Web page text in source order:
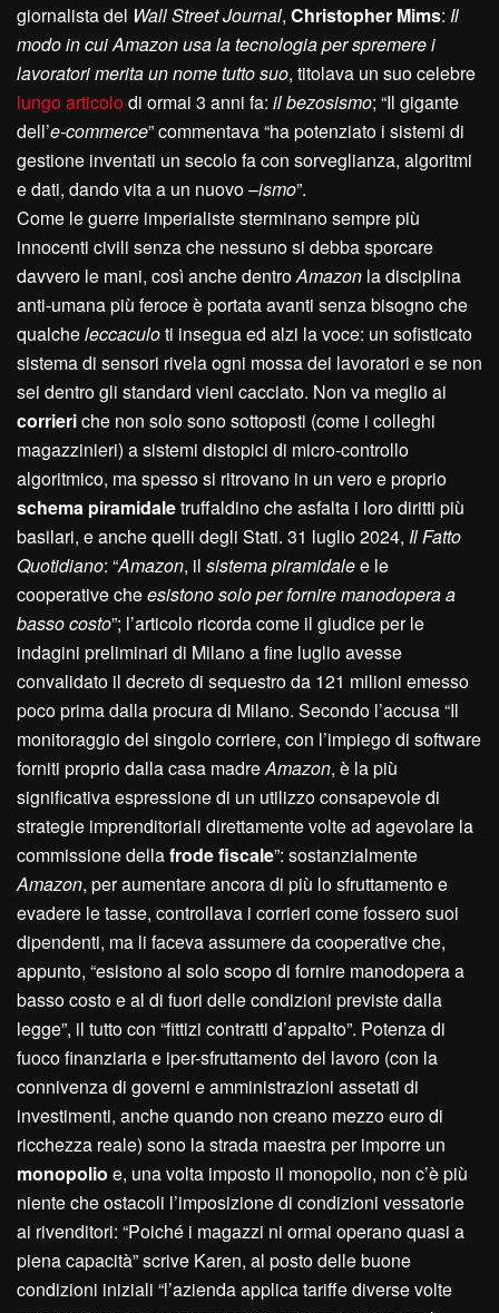
giornalista del Wall Street Journal, Christopher Mims: Il
modo in cui Amazon usa la tecnologia per spremere i
lavoratori merita un nome tutto suo, titolava un suo celebre
lungo articolodi ormai 3 anni fa: il bezosismo; “Il gigante
dell’e-commerce” commentava “ha potenziato i sistemi di
gestione inventati un secolo fa con sorveglianza, algoritmi
e dati, dando vita a un nuovo –ismo”.
Come le guerre imperialiste sterminano sempre più
innocenti civili senza che nessuno si debba sporcare
davvero le mani, così anche dentroAmazon la disciplina
anti-umana più feroce è portata avanti senza bisogno che
qualcheleccaculoti insegua ed alzi la voce: un sofisticato
sistema di sensori rivela ogni mossa dei lavoratori e se non
sei dentro gli standard vieni cacciato. Non va meglio ai
corrieriche non solo sono sottoposti (come i colleghi
magazzinieri) a sistemi distopici di micro-controllo
algoritmico, ma spesso si ritrovano in un vero e proprio
schema piramidaletruffaldino che asfalta i loro diritti più
basilari, e anche quelli degli Stati. 31 luglio 2024, Il Fatto
Quotidiano: “Amazon, il sistema piramidalee le
cooperative cheesistono solo per fornire manodopera a
basso costo”; l’articolo ricorda come il giudice per le
indagini preliminari di Milano a fine luglio avesse
convalidato il decreto di sequestro da 121 milioni emesso
poco prima dalla procura di Milano. Secondo l’accusa “Il
monitoraggio del singolo corriere, con l’impiego di software
forniti proprio dalla casa madreAmazon, è la più
significativa espressione di un utilizzo consapevole di
strategie imprenditoriali direttamente volte ad agevolare la
commissione dellafrode fiscale”: sostanzialmente
Amazon, per aumentare ancora di più lo sfruttamento e
evadere le tasse, controllava i corrieri come fossero suoi
dipendenti, ma li faceva assumere da cooperative che,
appunto, “esistono al solo scopo di fornire manodopera a
basso costo e al di fuori delle condizioni previste dalla
legge”, il tutto con “fittizi contratti d’appalto”. Potenza di
fuoco finanziaria e iper-sfruttamento del lavoro (con la
connivenza di governi e amministrazioni assetati di
investimenti, anche quando non creano mezzo euro di
ricchezza reale) sono la strada maestra per imporre un
monopolio e, una volta imposto il monopolio, non c’è più
niente che ostacoli l’imposizione di condizioni vessatorie
ai rivenditori: “Poiché i magazzi ni ormai operano quasi a
piena capacità” scrive Karen, al posto delle buone
condizioni iniziali “l’azienda applica tariffe diverse volte